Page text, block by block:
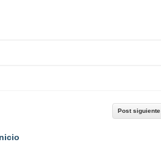
Post siguiente